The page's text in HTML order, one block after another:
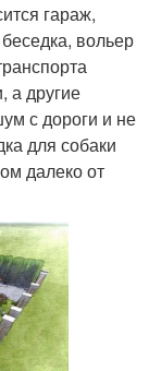
гараж,
вольер
а другие
с дороги и не
для собаки
далеко от